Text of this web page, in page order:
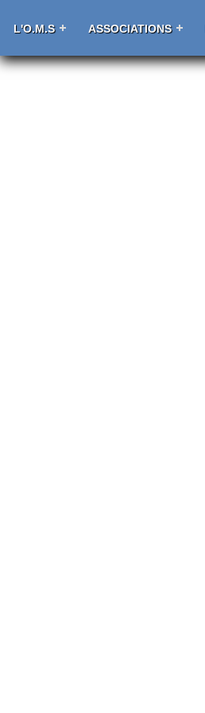
L'O.M.S ASSOCIATIONS